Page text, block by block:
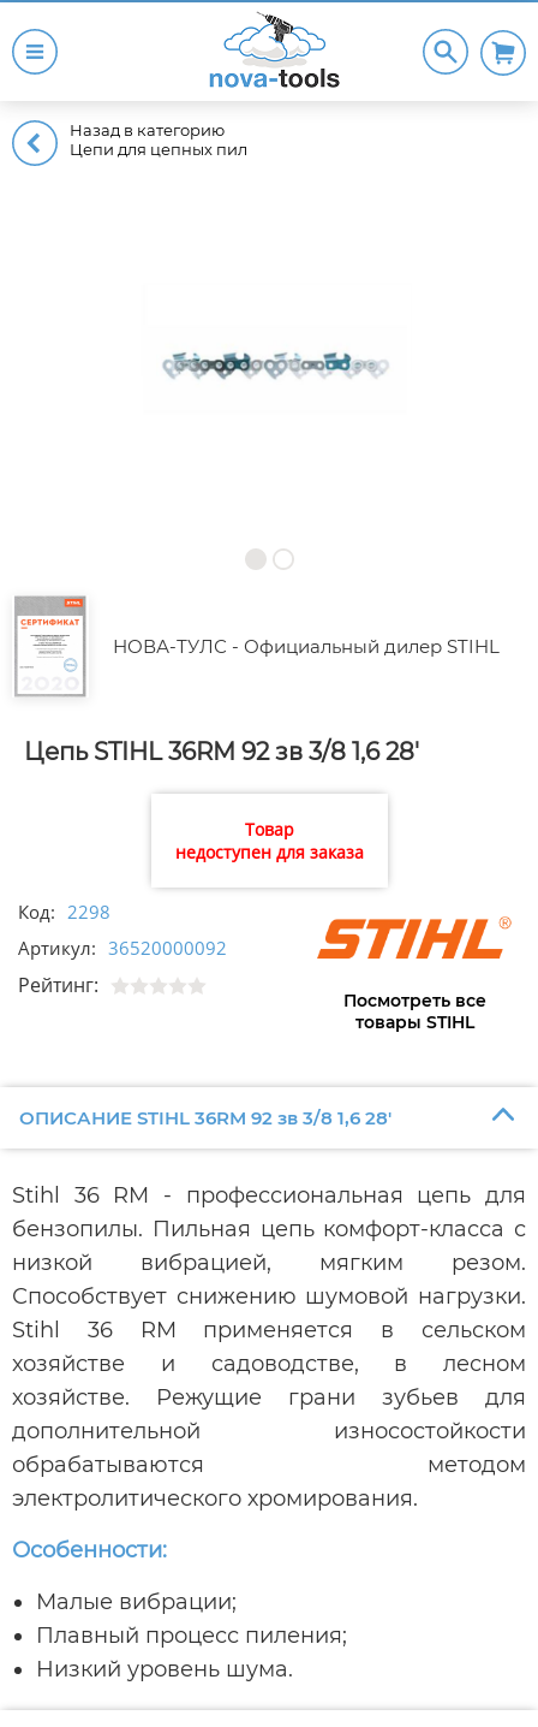
Назад в категорию
Цепи для цепных пил
НОВА-ТУЛС - Официальный дилер STIHL
Цепь STIHL 36RM 92 зв 3/8 1,6 28'
Товар
недоступен для заказа
Код: 2298
Артикул: 36520000092
Рейтинг:
Посмотреть все
товары STIHL
ОПИСАНИЕ STIHL 36RM 92 зв 3/8 1,6 28'
Stihl 36 RM - профессиональная цепь для
бензопилы. Пильная цепь комфорт-класса с
низкой вибрацией, мягким резом.
Способствует снижению шумовой нагрузки.
Stihl 36 RM применяется в сельском
хозяйстве и садоводстве, в лесном
хозяйстве. Режущие грани зубьев для
дополнительной износостойкости
обрабатываются методом
электролитического хромирования.
Особенности:
Малые вибрации;
Плавный процесс пиления;
Низкий уровень шума.